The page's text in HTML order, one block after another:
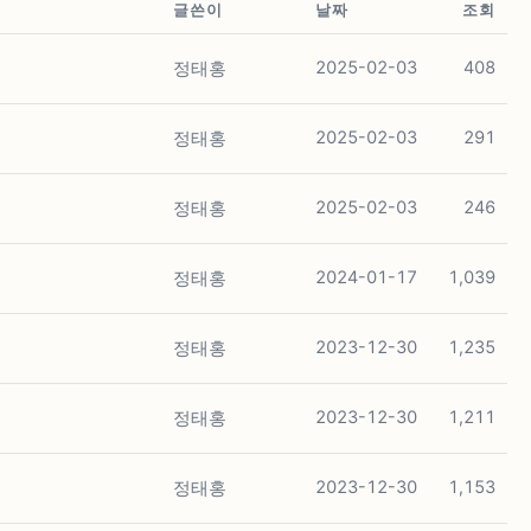
글쓴이 날짜 조회
정태홍 2025-02-03 408
정태홍 2025-02-03 291
정태홍 2025-02-03 246
정태홍 2024-01-17 1,039
정태홍 2023-12-30 1,235
정태홍 2023-12-30 1,211
정태홍 2023-12-30 1,153